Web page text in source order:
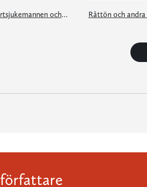
Svartsjukemannen och andra berättelser
författare